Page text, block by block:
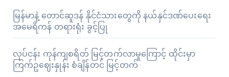
မြန်မာနဲ့ တောင်ဆူဒန် နိုင်ငံသားတွေကို နယ်နှင်ဒဏ်ပေးရေး
အမေရိကန် တရားရုံး ခွင့်ပြု
လုပ်ငန်း ကုန်ကျစရိတ် မြင့်တက်လာမှုကြောင့် ထိုင်းမှာ
ကြက်ဥဈေးနှုန်း စံချိန်တင် မြင့်တက်